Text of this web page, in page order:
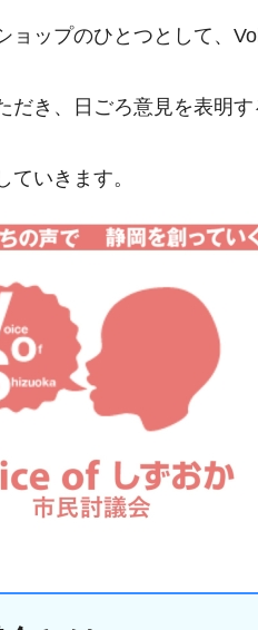
ップのひとつとして、
き、日ごろ意見を表明
いきます。